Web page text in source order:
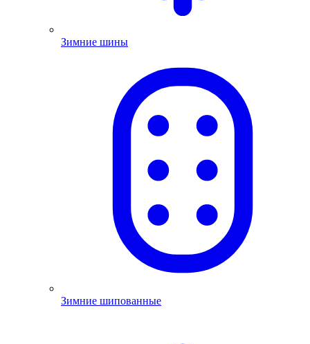
Зимние шины
Зимние шипованные